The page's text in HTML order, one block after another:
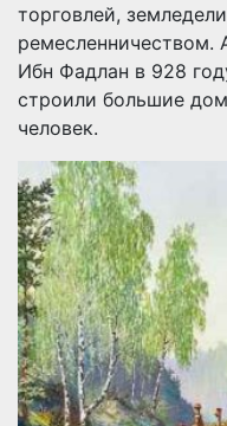
торговлей,
ремесленничеством.
Ибн Фадлан в 928
строили большие
человек.